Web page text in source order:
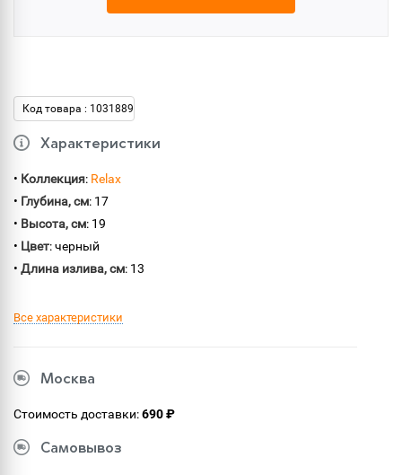
Код товара : 1031889
Характеристики
• Коллекция: Relax
• Глубина, см: 17
• Высота, см: 19
• Цвет: черный
• Длина излива, см: 13
Все характеристики
Москва
Стоимость доставки:690 ₽
Самовывоз